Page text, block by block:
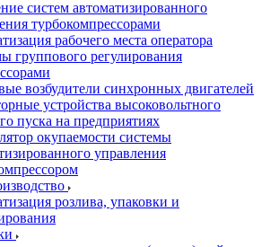
систем автоматизированного
турбокомпрессорами
рабочего места оператора
группового регулирования
возбудители синхронных двигателей
устройства высоковольтного
пуска на предприятиях
окупаемости системы
управления
розлива, упаковки и